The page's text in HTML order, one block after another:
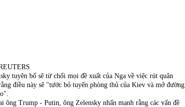
tuyên bố sẽ từ chối mọi đề xuất của Nga về việc rút quân
điều này sẽ "tước bỏ tuyến phòng thủ của Kiev và mở đường
Trump - Putin, ông Zelensky nhấn mạnh rằng các vấn đề